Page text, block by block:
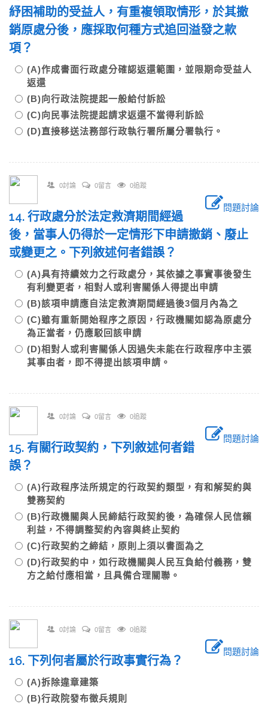
紓困補助的受益人，有重複領取情形，於其撤
銷原處分後，應採取何種方式追回溢發之款
項？
(A)作成書面行政處分確認返還範圍，並限期命受益人
返還
(B)向行政法院提起一般給付訴訟
(C)向民事法院提起請求返還不當得利訴訟
(D)直接移送法務部行政執行署所屬分署執行。
0討論 0留言 0追蹤
問題討論
14. 行政處分於法定救濟期間經過
後，當事人仍得於一定情形下申請撤銷、廢止
或變更之。下列敘述何者錯誤？
(A)具有持續效力之行政處分，其依據之事實事後發生
有利變更者，相對人或利害關係人得提出申請
(B)該項申請應自法定救濟期間經過後3個月內為之
(C)雖有重新開始程序之原因，行政機關如認為原處分
為正當者，仍應駁回該申請
(D)相對人或利害關係人因過失未能在行政程序中主張
其事由者，即不得提出該項申請。
0討論 0留言 0追蹤
問題討論
15. 有關行政契約，下列敘述何者錯
誤？
(A)行政程序法所規定的行政契約類型，有和解契約與
雙務契約
(B)行政機關與人民締結行政契約後，為確保人民信賴
利益，不得調整契約內容與終止契約
(C)行政契約之締結，原則上須以書面為之
(D)行政契約中，如行政機關與人民互負給付義務，雙
方之給付應相當，且具備合理關聯。
0討論 0留言 0追蹤
問題討論
16. 下列何者屬於行政事實行為？
(A)拆除違章建築
(B)行政院發布徵兵規則